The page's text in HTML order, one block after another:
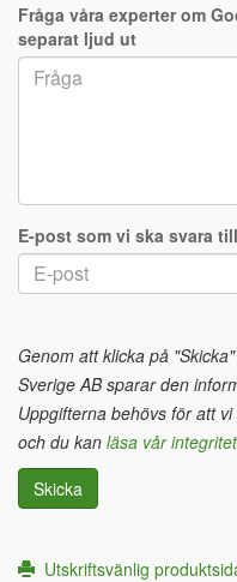
Fråga våra experter om
separat ljud ut
E-post som vi ska svara till
Genom att klicka på
Sverige AB sparar den
Uppgifterna behövs för att
och du kan läsa vår
Skicka
Utskriftsvänlig